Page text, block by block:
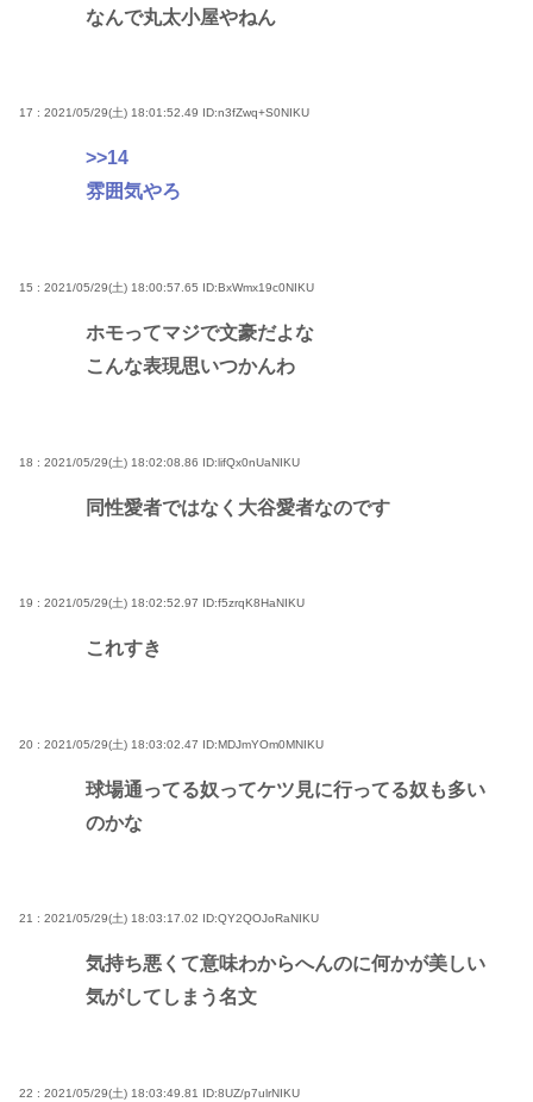
なんで丸太小屋やねん
17 : 2021/05/29(土) 18:01:52.49 ID:n3fZwq+S0NIKU
>>14
雰囲気やろ
15 : 2021/05/29(土) 18:00:57.65 ID:BxWmx19c0NIKU
ホモってマジで文豪だよな
こんな表現思いつかんわ
18 : 2021/05/29(土) 18:02:08.86 ID:lifQx0nUaNIKU
同性愛者ではなく大谷愛者なのです
19 : 2021/05/29(土) 18:02:52.97 ID:f5zrqK8HaNIKU
これすき
20 : 2021/05/29(土) 18:03:02.47 ID:MDJmYOm0MNIKU
球場通ってる奴ってケツ見に行ってる奴も多い
のかな
21 : 2021/05/29(土) 18:03:17.02 ID:QY2QOJoRaNIKU
気持ち悪くて意味わからへんのに何かが美しい
気がしてしまう名文
22 : 2021/05/29(土) 18:03:49.81 ID:8UZ/p7ulrNIKU